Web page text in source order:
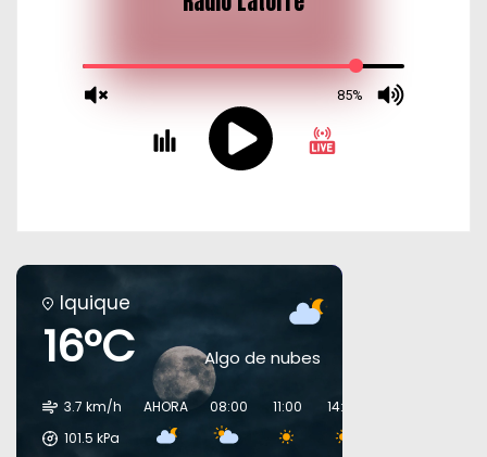
Iquique
16°C Algo de nubes
3.7 km/h
101.5 kPa
AHORA 08:00 11:00 14:00